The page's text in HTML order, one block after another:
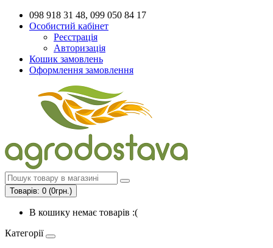
098 918 31 48, 099 050 84 17
Особистий кабінет
Реєстрація
Авторизація
Кошик замовлень
Оформлення замовлення
Товарів: 0 (0грн.)
В кошику немає товарів :(
Категорії